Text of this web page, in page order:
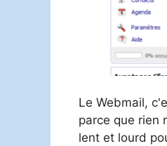
Le Webmail,
parce que rien
lent et lourd